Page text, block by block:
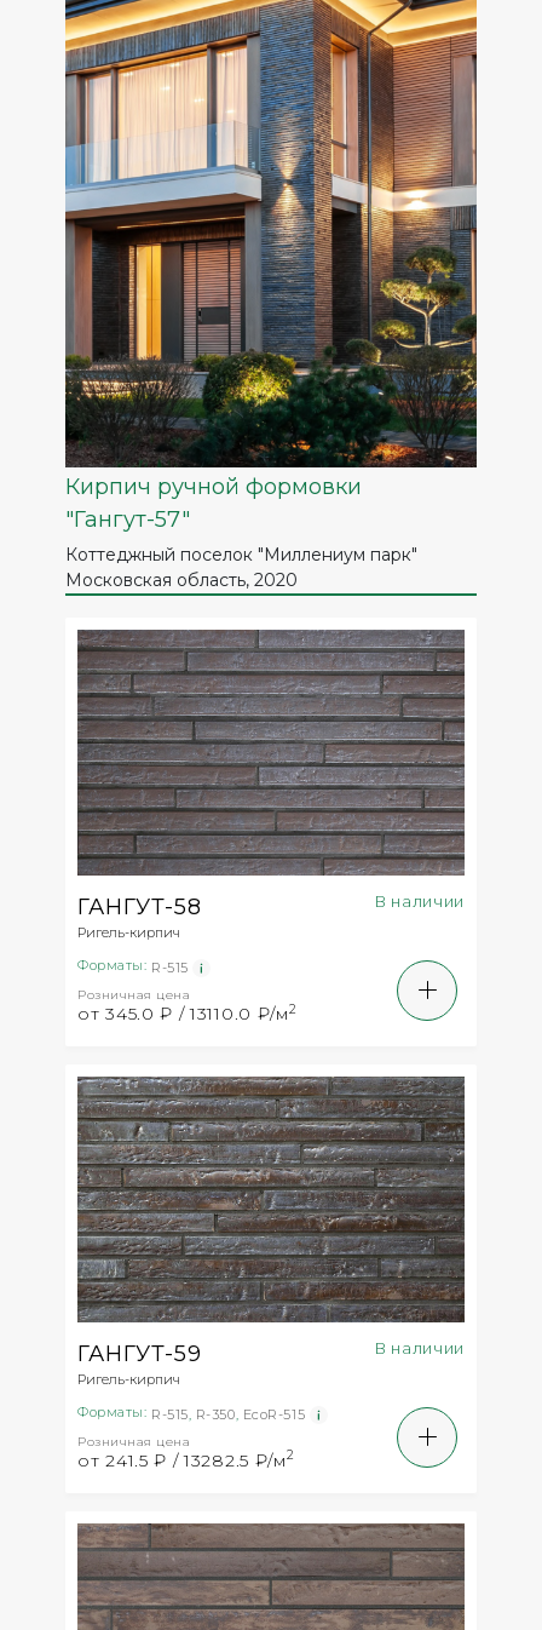
Кирпич ручной формовки
"Гангут-57"
Коттеджный поселок "Миллениум парк"
Московская область, 2020
ГАНГУТ-58
Ригель-кирпич
В наличии
Форматы: R-515
Розничная цена
от 345.0 ₽ / 13110.0 ₽/м2
ГАНГУТ-59
Ригель-кирпич
В наличии
Форматы: R-515 R-350 EcoR-515
Розничная цена
от 241.5 ₽ / 13282.5 ₽/м2